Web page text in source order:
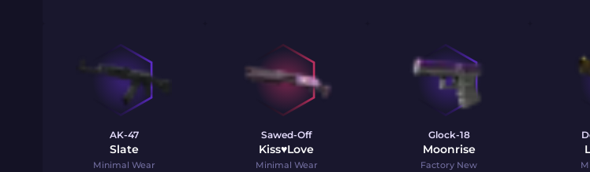
AK-47
Slate
Minimal Wear
Sawed-Off
Kiss♥Love
Minimal Wear
Glock-18
Moonrise
Factory New